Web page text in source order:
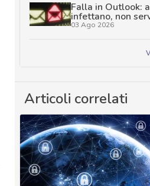
Falla in Outlook:
infettano, non
03 Ago 2026
Articoli correlati